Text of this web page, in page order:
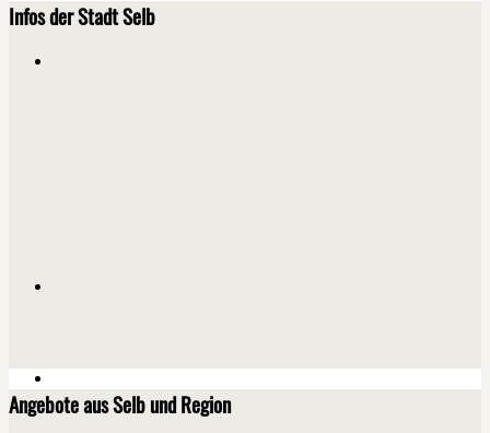
Infos der Stadt Selb
Angebote aus Selb und Region